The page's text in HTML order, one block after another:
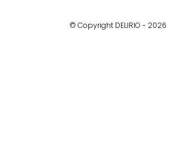
© Copyright DELIRIO - 2026